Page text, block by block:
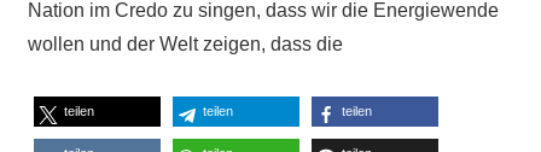
Nation im Credo zu singen, dass wir die Energiewende
wollen und der Welt zeigen, dass die
teilen teilen teilen